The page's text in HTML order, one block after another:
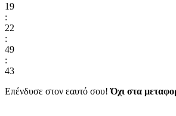
19
:
22
:
49
:
42
Επένδυσε στον εαυτό σου!Όχι στα